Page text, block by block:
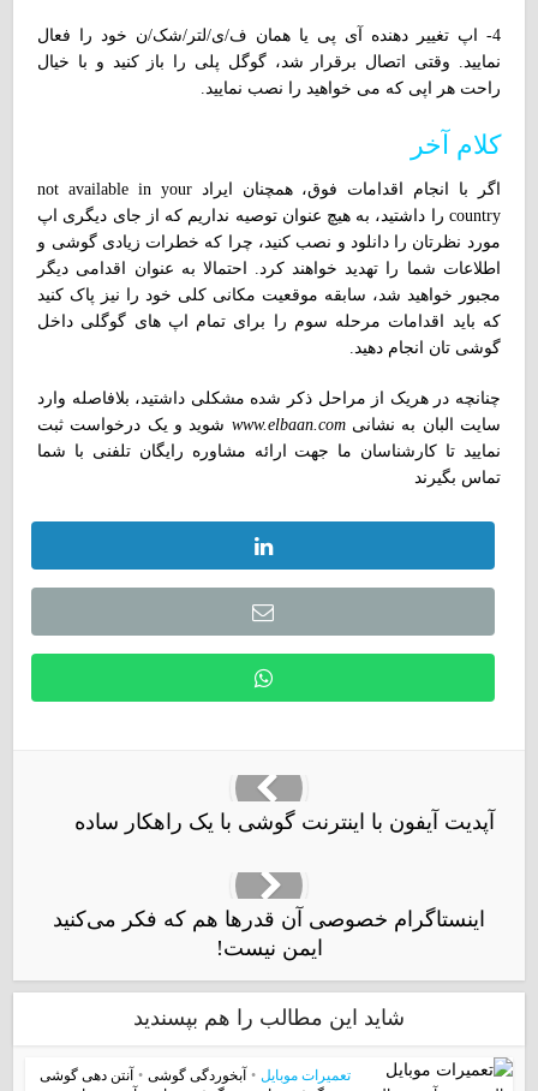
4- اپ تغییر دهنده آی پی یا همان ف/ی/لتر/شک/ن خود را فعال
نمایید. وقتی اتصال برقرار شد، گوگل پلی را باز کنید و با خیال
راحت هر اپی که می خواهید را نصب نمایید.
کلام آخر
اگر با انجام اقدامات فوق، همچنان ایراد not available in your
country را داشتید، به هیچ عنوان توصیه نداریم که از جای دیگری اپ
مورد نظرتان را دانلود و نصب کنید، چرا که خطرات زیادی گوشی و
اطلاعات شما را تهدید خواهند کرد. احتمالا به عنوان اقدامی دیگر
مجبور خواهید شد، سابقه موقعیت مکانی کلی خود را نیز پاک کنید
که باید اقدامات مرحله سوم را برای تمام اپ های گوگلی داخل
گوشی تان انجام دهید.
چنانچه در هریک از مراحل ذکر شده مشکلی داشتید، بلافاصله وارد
سایت البان به نشانیwww.elbaan.com شوید و یک درخواست ثبت
نمایید تا کارشناسان ما جهت ارائه مشاوره رایگان تلفنی با شما
تماس بگیرند
آپدیت آیفون با اینترنت گوشی با یک راهکار ساده
اینستاگرام خصوصی آن قدرها هم که فکر می‌کنید
ایمن نیست!
شاید این مطالب را هم بپسندید
تعمیرات موبایل • آبخوردگی گوشی • آنتن دهی گوشی